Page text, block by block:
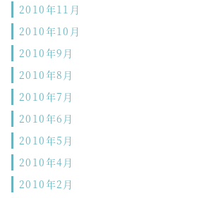
2010年11月
2010年10月
2010年9月
2010年8月
2010年7月
2010年6月
2010年5月
2010年4月
2010年2月